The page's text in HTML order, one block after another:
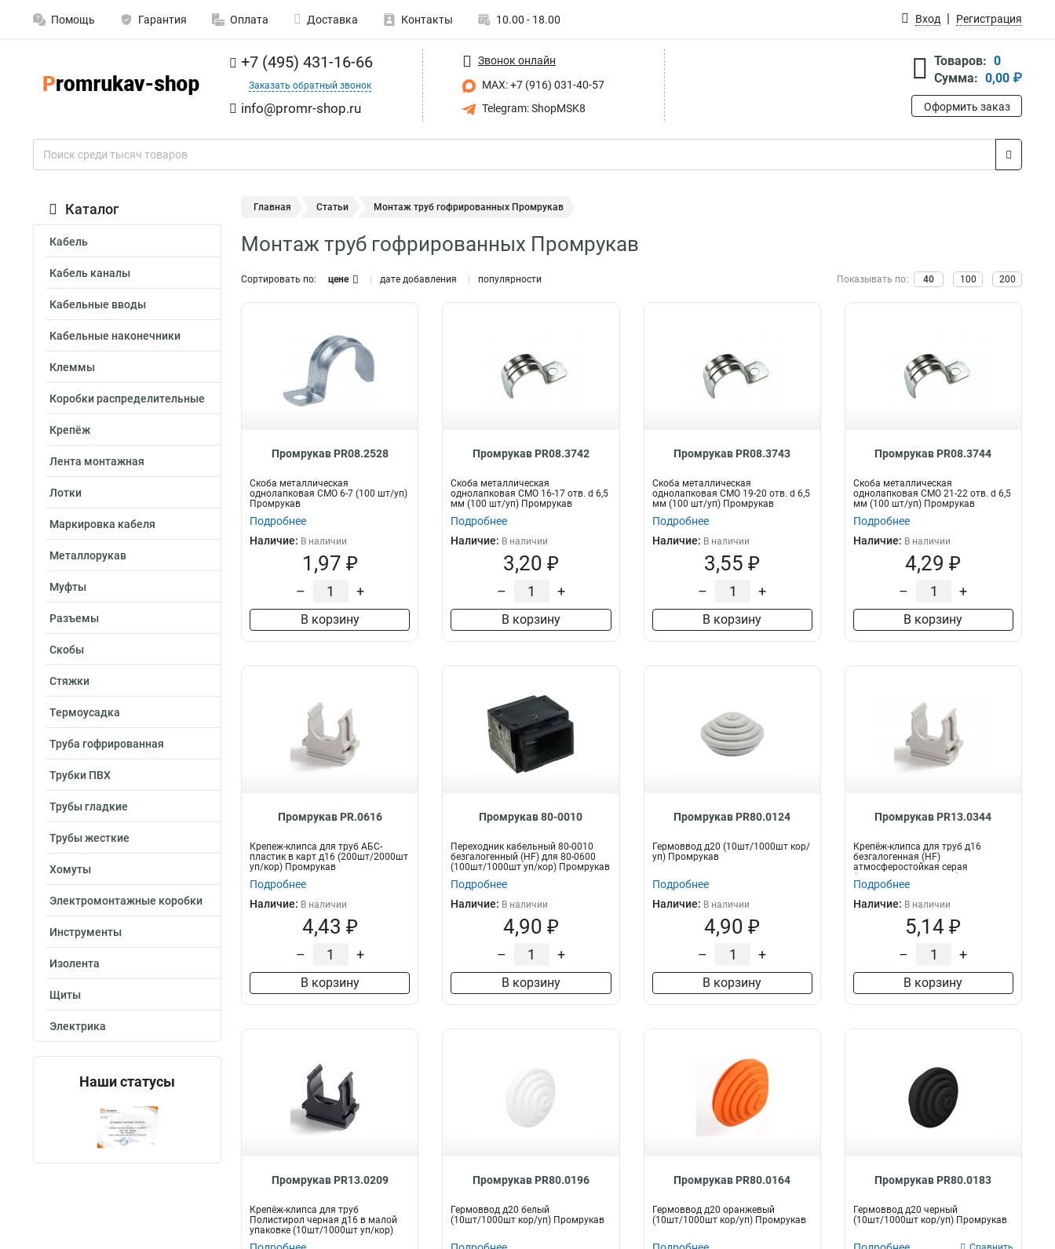
Помощь Гарантия Оплата Доставка Контакты 10.00 - 18.00 Вход Регистрация
+7 (495) 431-16-66
Заказать обратный звонок
info@promr-shop.ru
Звонок онлайн
MAX: +7 (916) 031-40-57
Telegram: ShopMSK8
Товаров: 0
Сумма: 0,00 ₽
Оформить заказ
Каталог
Кабель
Кабель каналы
Кабельные вводы
Кабельные наконечники
Клеммы
Коробки распределительные
Крепёж
Лента монтажная
Лотки
Маркировка кабеля
Металлорукав
Муфты
Разъемы
Скобы
Стяжки
Термоусадка
Труба гофрированная
Трубки ПВХ
Трубы гладкие
Трубы жесткие
Хомуты
Электромонтажные коробки
Инструменты
Изолента
Щиты
Электрика
Наши статусы
Главная Статьи Монтаж труб гофрированных Промрукав
Монтаж труб гофрированных Промрукав
Сортировать по: цене дате добавления популярности Показывать по: 40 100 200
Промрукав PR08.2528
Скоба металлическая
однолапковая СМО 6-7 (100 шт/уп)
Промрукав
Подробнее
Наличие: В наличии
1,97 ₽
– +
В корзину
Промрукав PR08.3742
Скоба металлическая
однолапковая СМО 16-17 отв. d 6,5
мм (100 шт/уп) Промрукав
Подробнее
Наличие: В наличии
3,20 ₽
– +
В корзину
Промрукав PR08.3743
Скоба металлическая
однолапковая СМО 19-20 отв. d 6,5
мм (100 шт/уп) Промрукав
Подробнее
Наличие: В наличии
3,55 ₽
– +
В корзину
Промрукав PR08.3744
Скоба металлическая
однолапковая СМО 21-22 отв. d 6,5
мм (100 шт/уп) Промрукав
Подробнее
Наличие: В наличии
4,29 ₽
– +
В корзину
Промрукав PR.0616
Крепеж-клипса для труб АБС-
пластик в карт д16 (200шт/2000шт
уп/кор) Промрукав
Подробнее
Наличие: В наличии
4,43 ₽
– +
В корзину
Промрукав 80-0010
Переходник кабельный 80-0010
безгалогенный (HF) для 80-0600
(100шт/1000шт уп/кор) Промрукав
Подробнее
Наличие: В наличии
4,90 ₽
– +
В корзину
Промрукав PR80.0124
Гермоввод д20 (10шт/1000шт кор/
уп) Промрукав
Подробнее
Наличие: В наличии
4,90 ₽
– +
В корзину
Промрукав PR13.0344
Крепёж-клипса для труб д16
безгалогенная (HF)
атмосферостойкая серая
(100шт/2000шт уп/кор) Пром...
Подробнее
Наличие: В наличии
5,14 ₽
– +
В корзину
Промрукав PR13.0209
Крепёж-клипса для труб
Полистирол черная д16 в малой
упаковке (10шт/1000шт уп/кор)
Промрукав
Промрукав PR80.0196
Гермоввод д20 белый
(10шт/1000шт кор/уп) Промрукав
Промрукав PR80.0164
Гермоввод д20 оранжевый
(10шт/1000шт кор/уп) Промрукав
Промрукав PR80.0183
Гермоввод д20 черный
(10шт/1000шт кор/уп) Промрукав